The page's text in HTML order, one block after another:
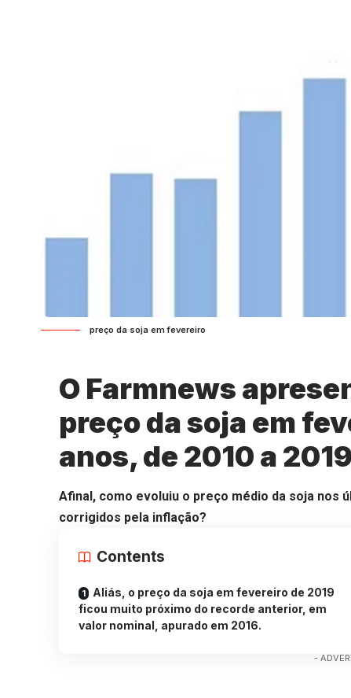
preço da soja em fevereiro
O Farmnews
preço da soja em
anos, de 2010 a
Afinal, como evoluiu o preço médio da soja nos
corrigidos pela inflação?
Contents
Aliás, o preço da soja em fevereiro de 2019
ficou muito próximo do recorde anterior, em
valor nominal, apurado em 2016.
-